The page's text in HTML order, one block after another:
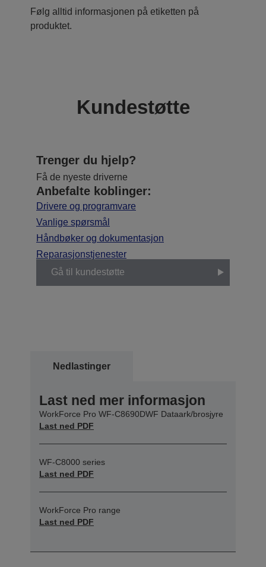
Følg alltid informasjonen på etiketten på
produktet.
Kundestøtte
Trenger du hjelp?
Få de nyeste driverne
Anbefalte koblinger:
Drivere og programvare
Vanlige spørsmål
Håndbøker og dokumentasjon
Reparasjonstjenester
Gå til kundestøtte
Nedlastinger
Last ned mer informasjon
WorkForce Pro WF-C8690DWF Dataark/brosjyre
Last ned PDF
WF-C8000 series
Last ned PDF
WorkForce Pro range
Last ned PDF